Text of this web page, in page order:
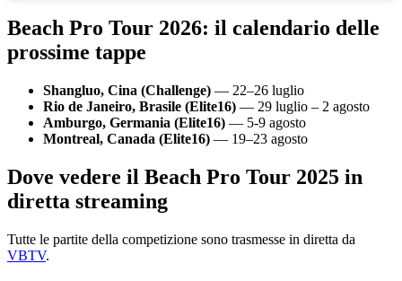
Beach Pro Tour 2026: il calendario delle
prossime tappe
Shangluo, Cina (Challenge) — 22–26 luglio
Rio de Janeiro, Brasile (Elite16) — 29 luglio – 2 agosto
Amburgo, Germania (Elite16) — 5-9 agosto
Montreal, Canada (Elite16) — 19–23 agosto
Dove vedere il Beach Pro Tour 2025 in
diretta streaming
Tutte le partite della competizione sono trasmesse in diretta da
VBTV.